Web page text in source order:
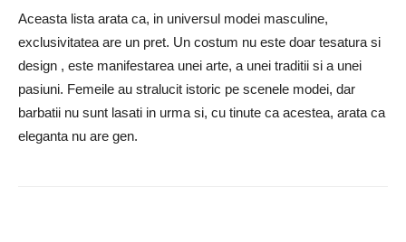
Aceasta lista arata ca, in universul modei masculine,
exclusivitatea are un pret. Un costum nu este doar tesatura si
design , este manifestarea unei arte, a unei traditii si a unei
pasiuni. Femeile au stralucit istoric pe scenele modei, dar
barbatii nu sunt lasati in urma si, cu tinute ca acestea, arata ca
eleganta nu are gen.